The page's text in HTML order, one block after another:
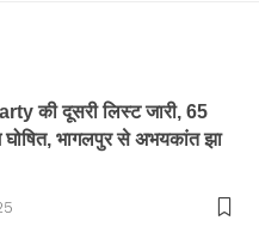
की दूसरी लिस्ट जारी, 65
घोषित, भागलपुर से अभयकांत झा